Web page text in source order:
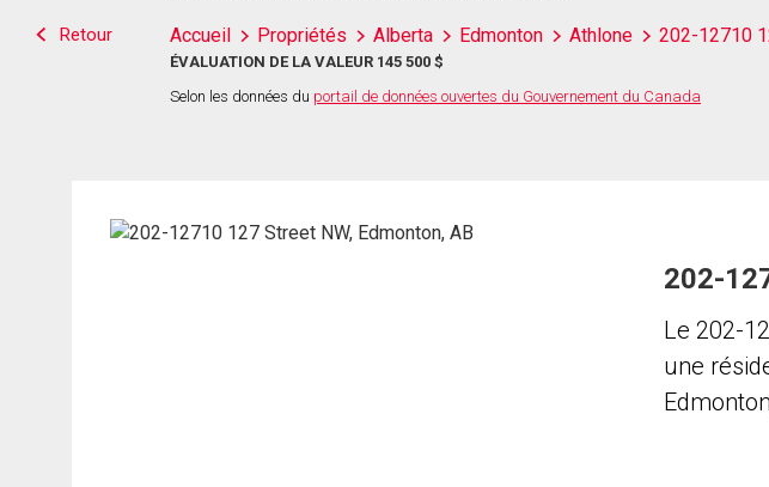
Retour Accueil Propriétés Alberta Edmonton Athlone 202-12710
ÉVALUATION DE LA VALEUR 145 500 $
Selon les données du portail de données ouvertes du Gouvernement du Canada
202-
Le 202-
une